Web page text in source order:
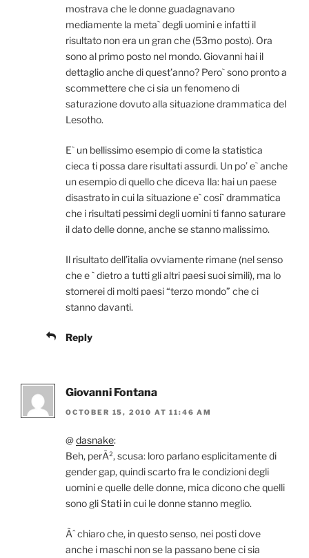
mostrava che le donne guadagnavano
mediamente la meta` degli uomini e infatti il
risultato non era un gran che (53mo posto). Ora
sono al primo posto nel mondo. Giovanni hai il
dettaglio anche di quest’anno? Pero` sono pronto a
scommettere che ci sia un fenomeno di
saturazione dovuto alla situazione drammatica del
Lesotho.
E` un bellissimo esempio di come la statistica
cieca ti possa dare risultati assurdi. Un po’ e` anche
un esempio di quello che diceva Ila: hai un paese
disastrato in cui la situazione e` cosi` drammatica
che i risultati pessimi degli uomini ti fanno saturare
il dato delle donne, anche se stanno malissimo.
Il risultato dell’italia ovviamente rimane (nel senso
che e ` dietro a tutti gli altri paesi suoi simili), ma lo
stornerei di molti paesi “terzo mondo” che ci
stanno davanti.
Reply
Giovanni Fontana
OCTOBER 15, 2010 AT 11:46 AM
@dasnake:
Beh, perÃ², scusa: loro parlano esplicitamente di
gender gap, quindi scarto fra le condizioni degli
uomini e quelle delle donne, mica dicono che quelli
sono gli Stati in cui le donne stanno meglio.
Ãˆ chiaro che, in questo senso, nei posti dove
anche i maschi non se la passano bene ci sia